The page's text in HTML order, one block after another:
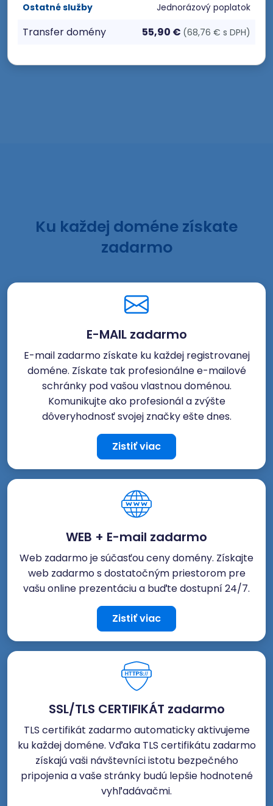
Ostatné služby Jednorázový poplatok
Transfer domény 55,90 € (68,76 € s DPH)
Ku každej doméne získate
zadarmo
E-MAIL zadarmo
E-mail zadarmo získate ku každej registrovanej
doméne. Získate tak profesionálne e-mailové
schránky pod vašou vlastnou doménou.
Komunikujte ako profesionál a zvýšte
dôveryhodnosť svojej značky ešte dnes.
Zistiť viac
WEB + E-mail zadarmo
Web zadarmo je súčasťou ceny domény. Získajte
web zadarmo s dostatočným priestorom pre
vašu online prezentáciu a buďte dostupní 24/7.
Zistiť viac
SSL/TLS CERTIFIKÁT zadarmo
TLS certifikát zadarmo automaticky aktivujeme
ku každej doméne. Vďaka TLS certifikátu zadarmo
získajú vaši návštevníci istotu bezpečného
pripojenia a vaše stránky budú lepšie hodnotené
vyhľadávačmi.